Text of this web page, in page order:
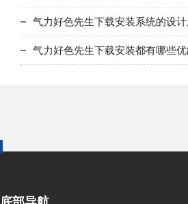
气力好色先生下载安装系统的设
气力好色先生下载安装都有哪些